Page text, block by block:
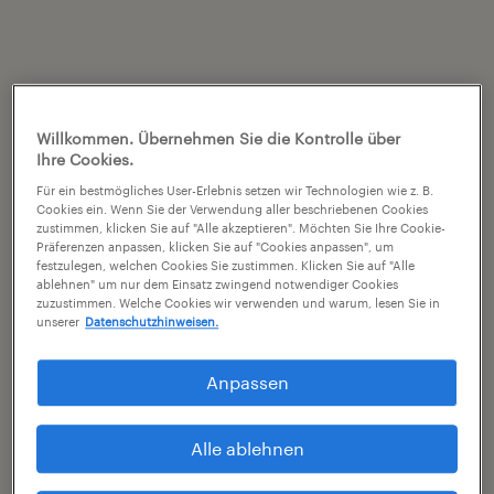
Willkommen. Übernehmen Sie die Kontrolle über
Ihre Cookies.
Für ein bestmögliches User-Erlebnis setzen wir Technologien wie z. B.
Cookies ein. Wenn Sie der Verwendung aller beschriebenen Cookies
zustimmen, klicken Sie auf "Alle akzeptieren". Möchten Sie Ihre Cookie-
Präferenzen anpassen, klicken Sie auf "Cookies anpassen", um
festzulegen, welchen Cookies Sie zustimmen. Klicken Sie auf "Alle
ablehnen" um nur dem Einsatz zwingend notwendiger Cookies
zuzustimmen. Welche Cookies wir verwenden und warum, lesen Sie in
unserer Datenschutzhinweisen.
Anpassen
Alle ablehnen